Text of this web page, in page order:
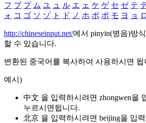
フ ブ プ ム ユ ュ ル エ ェ ケ ゲ セ ゼ テ
ォ コ ゴ ソ ゾ ト ド ノ ホ ボ ポ モ ヨ ョ ロ
http://chineseinput.net/에서 pinyin(병음)방
할 수 있습니다.
변환된 중국어를 복사하여 사용하시면 됩
예시)
中文 을 입력하시려면 zhongwen을
누르시면됩니다.
北京 을 입력하시려면 beijing을 입